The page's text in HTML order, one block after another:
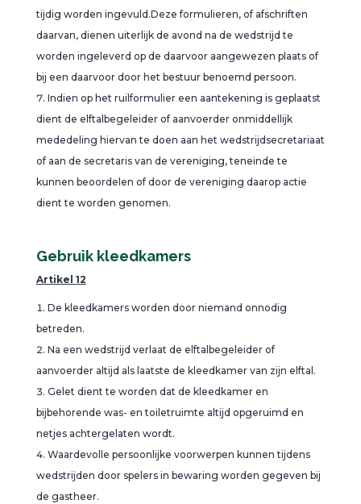
tijdig worden ingevuld.Deze formulieren, of afschriften
daarvan, dienen uiterlijk de avond na de wedstrijd te
worden ingeleverd op de daarvoor aangewezen plaats of
bij een daarvoor door het bestuur benoemd persoon.
Indien op het ruilformulier een aantekening is geplaatst
dient de elftalbegeleider of aanvoerder onmiddellijk
mededeling hiervan te doen aan het wedstrijdsecretariaat
of aan de secretaris van de vereniging, teneinde te
kunnen beoordelen of door de vereniging daarop actie
dient te worden genomen.
Gebruik kleedkamers
Artikel 12
De kleedkamers worden door niemand onnodig
betreden.
Na een wedstrijd verlaat de elftalbegeleider of
aanvoerder altijd als laatste de kleedkamer van zijn elftal.
Gelet dient te worden dat de kleedkamer en
bijbehorende was- en toiletruimte altijd opgeruimd en
netjes achtergelaten wordt.
Waardevolle persoonlijke voorwerpen kunnen tijdens
wedstrijden door spelers in bewaring worden gegeven bij
de gastheer.